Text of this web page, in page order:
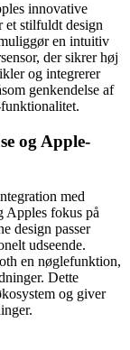
innovative
stilfuldt design
en intuitiv
der sikrer høj
og integrerer
genkendelse af
og Apple-
med
Apples fokus på
design passer
udseende.
en nøglefunktion,
Dette
og giver